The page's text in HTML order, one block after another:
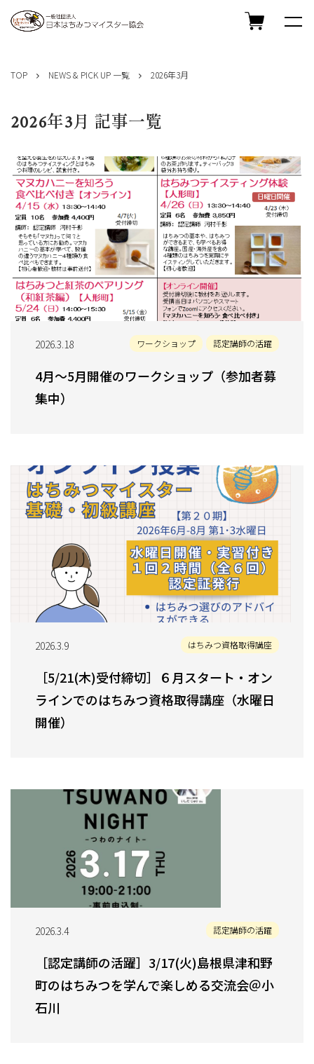
TOP NEWS & PICK UP 一覧 2026年3月
2026年3月 記事一覧
2026.3.18 ワークショップ 認定講師の活躍
4月～5月開催のワークショップ（参加者募
集中）
2026.3.9 はちみつ資格取得講座
［5/21(木)受付締切］６月スタート・オン
ラインでのはちみつ資格取得講座（水曜日
開催）
2026.3.4 認定講師の活躍
［認定講師の活躍］3/17(火)島根県津和野
町のはちみつを学んで楽しめる交流会＠小
石川